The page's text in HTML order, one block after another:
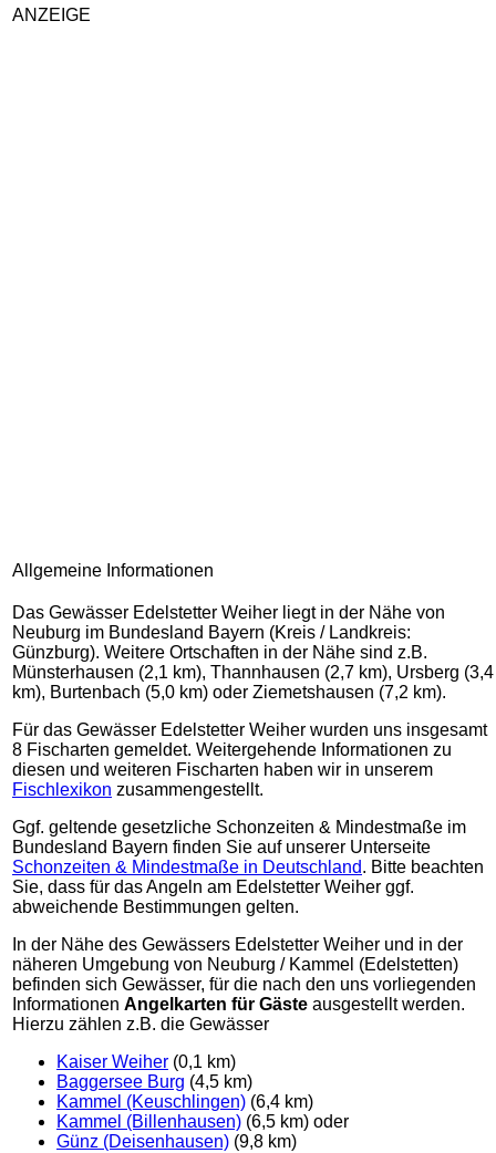
ANZEIGE
Allgemeine Informationen
Das Gewässer Edelstetter Weiher liegt in der Nähe von
Neuburg im Bundesland Bayern (Kreis / Landkreis:
Günzburg). Weitere Ortschaften in der Nähe sind z.B.
Münsterhausen (2,1 km), Thannhausen (2,7 km), Ursberg (3,4
km), Burtenbach (5,0 km) oder Ziemetshausen (7,2 km).
Für das Gewässer Edelstetter Weiher wurden uns insgesamt
8 Fischarten gemeldet. Weitergehende Informationen zu
diesen und weiteren Fischarten haben wir in unserem
Fischlexikon zusammengestellt.
Ggf. geltende gesetzliche Schonzeiten & Mindestmaße im
Bundesland Bayern finden Sie auf unserer Unterseite
Schonzeiten & Mindestmaße in Deutschland. Bitte beachten
Sie, dass für das Angeln am Edelstetter Weiher ggf.
abweichende Bestimmungen gelten.
In der Nähe des Gewässers Edelstetter Weiher und in der
näheren Umgebung von Neuburg / Kammel (Edelstetten)
befinden sich Gewässer, für die nach den uns vorliegenden
Informationen Angelkarten für Gäste ausgestellt werden.
Hierzu zählen z.B. die Gewässer
Kaiser Weiher (0,1 km)
Baggersee Burg (4,5 km)
Kammel (Keuschlingen) (6,4 km)
Kammel (Billenhausen) (6,5 km) oder
Günz (Deisenhausen) (9,8 km)